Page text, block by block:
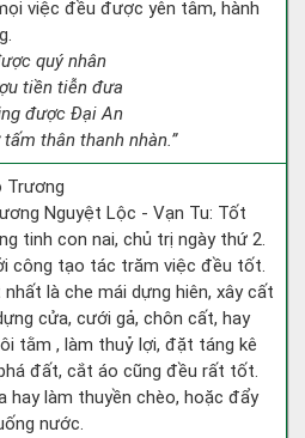
việc đều được yên tâm, hành
quý nhân
tiền tiễn đưa
được Đại An
thân thanh nhàn.”
Trương
Nguyệt Lộc - Vạn Tu: Tốt
tinh con nai, chủ trị ngày thứ 2.
công tạo tác trăm việc đều tốt.
là che mái dựng hiên, xây cất
cửa, cưới gả, chôn cất, hay
tằm , làm thuỷ lợi, đặt táng kê
đất, cắt áo cũng đều rất tốt.
hay làm thuyền chèo, hoặc đẩy
nước.